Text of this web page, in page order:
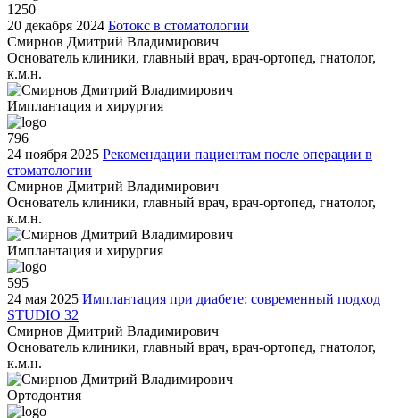
1250
20 декабря 2024 Ботокс в стоматологии
Смирнов Дмитрий Владимирович
Основатель клиники, главный врач, врач-ортопед, гнатолог,
к.м.н.
Имплантация и хирургия
796
24 ноября 2025 Рекомендации пациентам после операции в
стоматологии
Смирнов Дмитрий Владимирович
Основатель клиники, главный врач, врач-ортопед, гнатолог,
к.м.н.
Имплантация и хирургия
595
24 мая 2025 Имплантация при диабете: современный подход
STUDIO 32
Смирнов Дмитрий Владимирович
Основатель клиники, главный врач, врач-ортопед, гнатолог,
к.м.н.
Ортодонтия